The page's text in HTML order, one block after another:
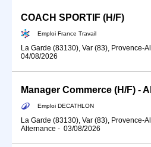
COACH SPORTIF (H/F)
Emploi France Travail
La Garde (83130), Var (83), Provence-
04/08/2026
Emploi DECATHLON
La Garde (83130), Var (83), Provence-
Alternance - 03/08/2026